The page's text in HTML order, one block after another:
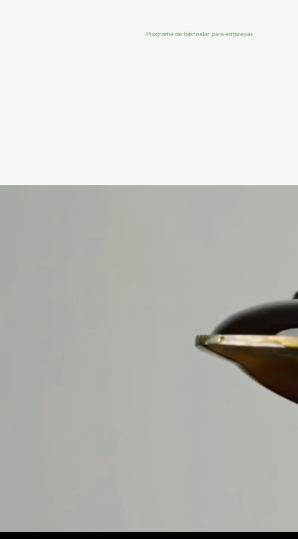
Programa de bienestar para empresas